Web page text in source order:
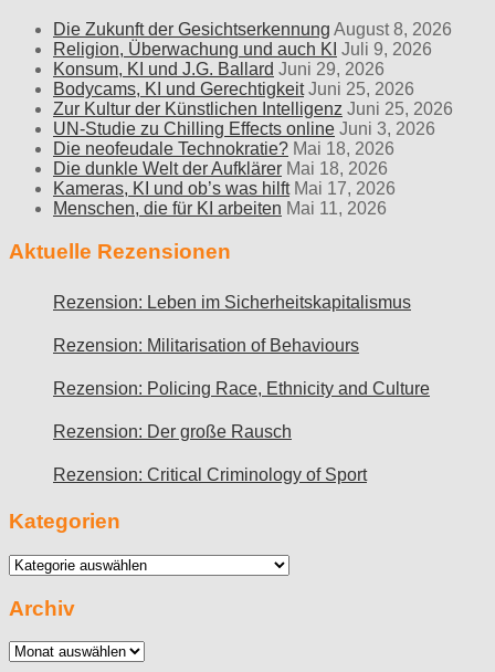
Die Zukunft der Gesichtserkennung August 8, 2026
Religion, Überwachung und auch KI Juli 9, 2026
Konsum, KI und J.G. Ballard Juni 29, 2026
Bodycams, KI und Gerechtigkeit Juni 25, 2026
Zur Kultur der Künstlichen Intelligenz Juni 25, 2026
UN-Studie zu Chilling Effects online Juni 3, 2026
Die neofeudale Technokratie? Mai 18, 2026
Die dunkle Welt der Aufklärer Mai 18, 2026
Kameras, KI und ob’s was hilft Mai 17, 2026
Menschen, die für KI arbeiten Mai 11, 2026
Aktuelle Rezensionen
Rezension: Leben im Sicherheitskapitalismus
Rezension: Militarisation of Behaviours
Rezension: Policing Race, Ethnicity and Culture
Rezension: Der große Rausch
Rezension: Critical Criminology of Sport
Kategorien
Kategorien
Archiv
Archiv